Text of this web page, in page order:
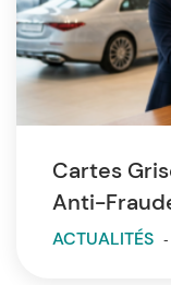
Cartes
Anti-
ACTUALITÉS -